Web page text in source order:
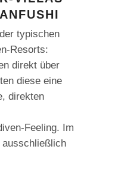
typischen
Resorts:
direkt über
diese eine
direkten
Feeling. Im
ausschließlich